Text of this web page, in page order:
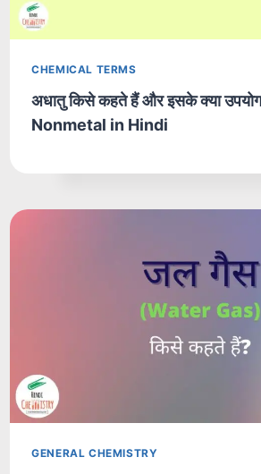
CHEMICAL TERMS
अधातु किसे कहते हैं और इसके क्या
Nonmetal in Hindi
GENERAL CHEMISTRY